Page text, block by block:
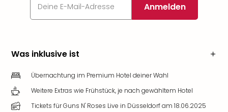
Anmelden
Was inklusive ist
Übernachtung im Premium Hotel deiner Wahl
Weitere Extras wie Frühstück, je nach gewähltem Hotel
Tickets für Guns N' Roses Live in Düsseldorf am 18.06.2025